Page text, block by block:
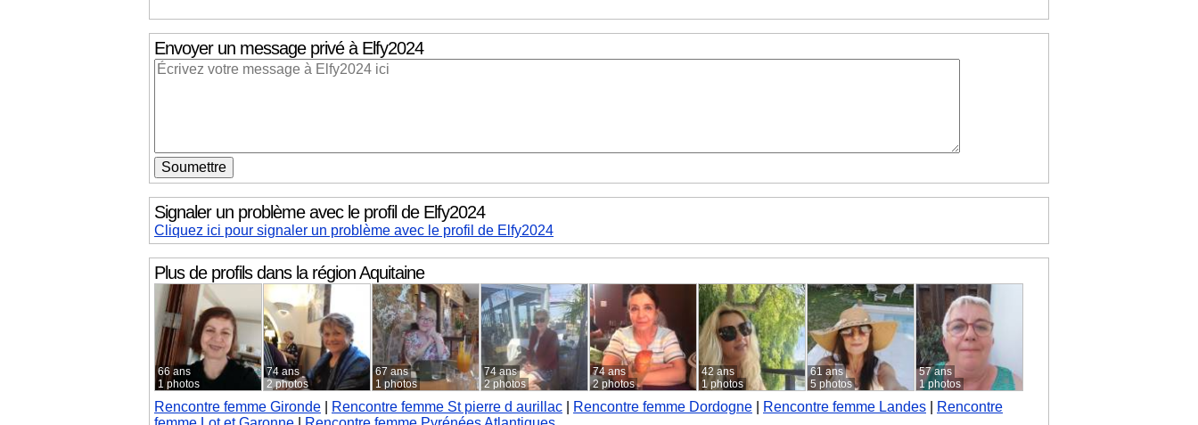
Envoyer un message privéà Elfy2024
Signaler un problème avec le profil de Elfy2024
Cliquez ici pour signaler un problème avec le profil de Elfy2024
Plus de profils dans la régionAquitaine
66 ans
1 photos
74 ans
2 photos
67 ans
1 photos
74 ans
2 photos
74 ans
2 photos
42 ans
1 photos
61 ans
5 photos
57 ans
1 photos
Rencontre femme Gironde Rencontre femme St pierre d aurillac Rencontre femme Dordogne Rencontre femme Landes
Rencontre